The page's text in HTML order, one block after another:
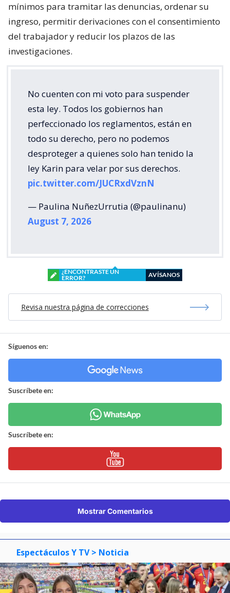
mínimos para tramitar las denuncias, ordenar su
ingreso, permitir derivaciones con el consentimiento
del trabajador y reducir los plazos de las
investigaciones.
No cuenten con mi voto para suspender
esta ley. Todos los gobiernos han
perfeccionado los reglamentos, están en
todo su derecho, pero no podemos
desproteger a quienes solo han tenido la
ley Karin para velar por sus derechos.
pic.twitter.com/JUCRxdVznN
— Paulina NuñezUrrutia (@paulinanu)
August 7, 2026
¿ENCONTRASTE UN
ERROR?
AVÍSANOS
Revisa nuestra página de correcciones
Síguenos en:
Suscríbete en:
Suscríbete en:
Mostrar Comentarios
Espectáculos Y TV > Noticia